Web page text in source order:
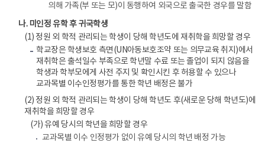
의해 가족(부 또는 모)이 동행하여 외국으로 출국한 경우를 말함
나. 미인정 유학 후 귀국학생
(1) 정원 외 학적 관리되는 학생이 당해 학년도에 재취학을 희망할 경우
학교장은 학생보호 측면(UN아동보호조약 또는 의무교육 취지)에서
재취학은 출석일수 부족으로 학년말 수료 또는 졸업이 되지 않음을
학생과 학부모에게 사전 주지 및 확인시킨 후 허용할 수 있으나
교과목별 이수인정평가를 통한 학년 배정은 불가
(2) 정원 외 학적 관리되는 학생이 당해 학년도 후(새로운 당해 학년도)에
재취학을 희망할 경우
(가) 유예 당시의 학년을 희망할 경우
교과목별 이수 인정평가 없이 유예 당시의 학년 배정 가능